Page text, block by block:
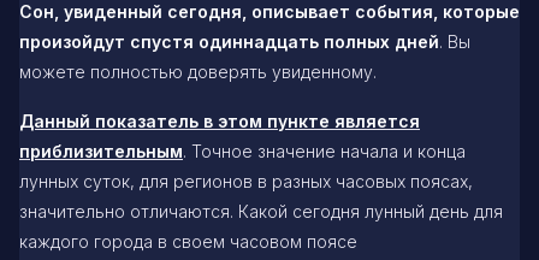
Сон, увиденный сегодня, описывает события, которые
произойдут спустя одиннадцать полных дней. Вы
можете полностью доверять увиденному.
Данный показатель в этом пункте является
приблизительным. Точное значение начала и конца
лунных суток, для регионов в разных часовых поясах,
значительно отличаются. Какой сегодня лунный день для
каждого города в своем часовом поясе